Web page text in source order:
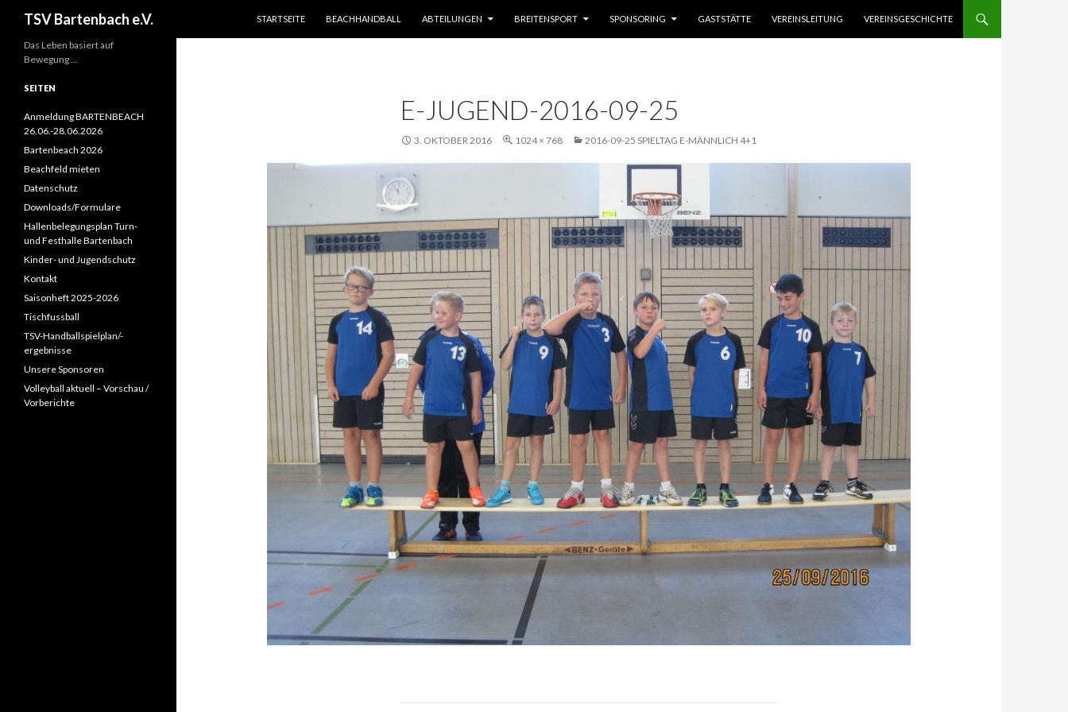
TSV Bartenbach e.V.
STARTSEITE
BEACHHANDBALL ABTEILUNGEN BREITENSPORT SPONSORING GASTSTÄTTE VEREINSLEITUNG VEREINSGESCHICHTE
E-JUGEND-2016-09-25
3. OKTOBER 2016 1024 × 768 2016-09-25 SPIELTAG E-MÄNNLICH 4+1
Das Leben basiert auf
Bewegung …
SEITEN
Anmeldung BARTENBEACH
26.06.-28.06.2026
Bartenbeach 2026
Beachfeld mieten
Datenschutz
Downloads/Formulare
Hallenbelegungsplan Turn-
und Festhalle Bartenbach
Kinder- und Jugendschutz
Kontakt
Saisonheft 2025-2026
Tischfussball
TSV-Handballspielplan/-
ergebnisse
Unsere Sponsoren
Volleyball aktuell – Vorschau /
Vorberichte